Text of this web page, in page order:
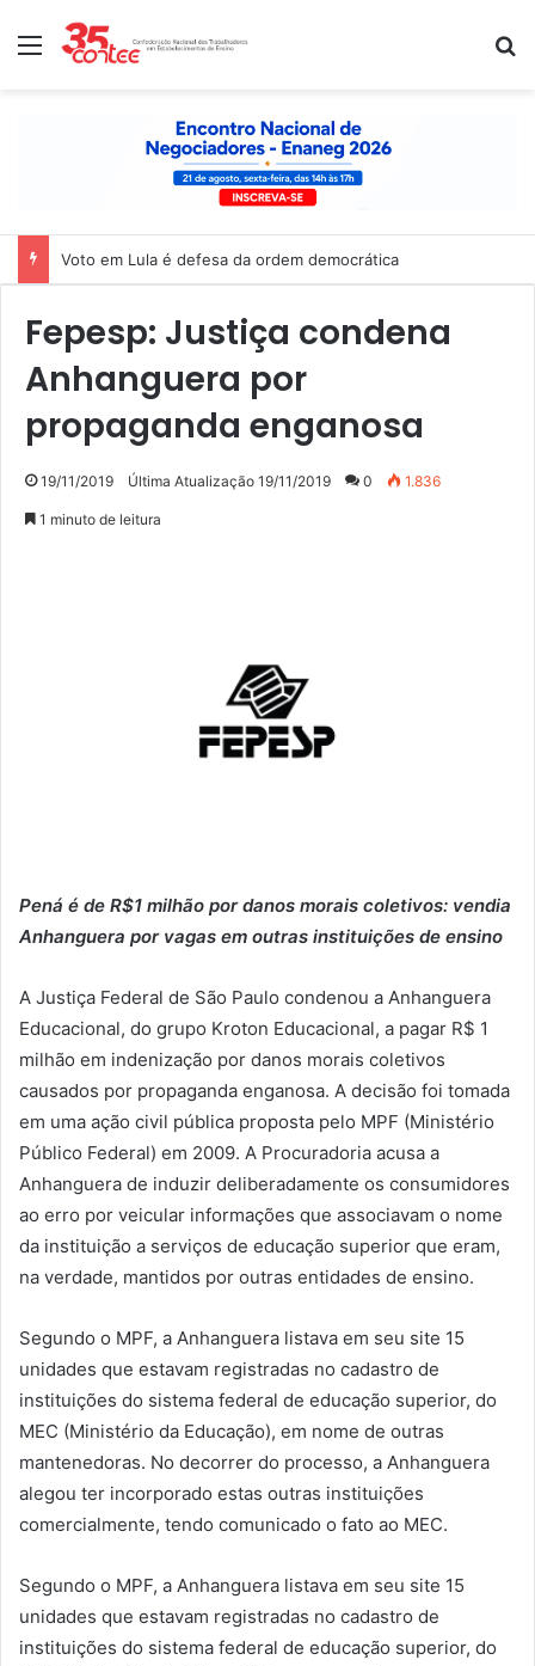
Menu
Voto em Lula é defesa da ordem democrática
Fepesp: Justiça condena
Anhanguera por
propaganda enganosa
19/11/2019 Última Atualização 19/11/2019 0 1.836
1 minuto de leitura
Pená é de R$1 milhão por danos morais coletivos: vendia
Anhanguera por vagas em outras instituições de ensino
A Justiça Federal de São Paulo condenou a Anhanguera
Educacional, do grupo Kroton Educacional, a pagar R$ 1
milhão em indenização por danos morais coletivos
causados por propaganda enganosa. A decisão foi tomada
em uma ação civil pública proposta pelo MPF (Ministério
Público Federal) em 2009. A Procuradoria acusa a
Anhanguera de induzir deliberadamente os consumidores
ao erro por veicular informações que associavam o nome
da instituição a serviços de educação superior que eram,
na verdade, mantidos por outras entidades de ensino.
Segundo o MPF, a Anhanguera listava em seu site 15
unidades que estavam registradas no cadastro de
instituições do sistema federal de educação superior, do
MEC (Ministério da Educação), em nome de outras
mantenedoras. No decorrer do processo, a Anhanguera
alegou ter incorporado estas outras instituições
comercialmente, tendo comunicado o fato ao MEC.
Segundo o MPF, a Anhanguera listava em seu site 15
unidades que estavam registradas no cadastro de
instituições do sistema federal de educação superior, do